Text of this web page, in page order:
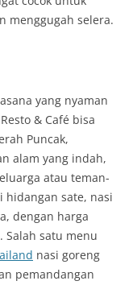
menggugah selera.
yang nyaman
& Café bisa
Puncak,
alam yang indah,
atau teman-
hidangan sate, nasi
dengan harga
Salah satu menu
nasi goreng
pemandangan